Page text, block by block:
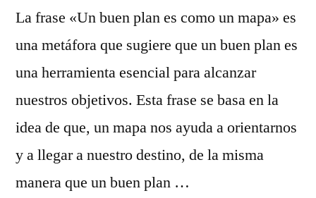
La frase «Un buen plan es como un mapa» es
una metáfora que sugiere que un buen plan es
una herramienta esencial para alcanzar
nuestros objetivos. Esta frase se basa en la
idea de que, un mapa nos ayuda a orientarnos
y a llegar a nuestro destino, de la misma
manera que un buen plan …